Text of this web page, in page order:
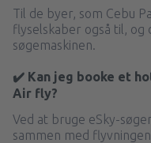
Til de byer, som Cebu
flyselskaber også til, og
søgemaskinen.
✔️ Kan jeg booke et
Air fly?
Ved at bruge eSky-
sammen med